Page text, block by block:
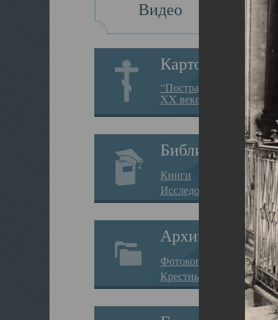
Видео
Картотека
“Пострадавшие за веру в
XX веке на Севере”
Библиотека
Книги
Исследования
Архив
Фотокопии дел
Крестные ходы